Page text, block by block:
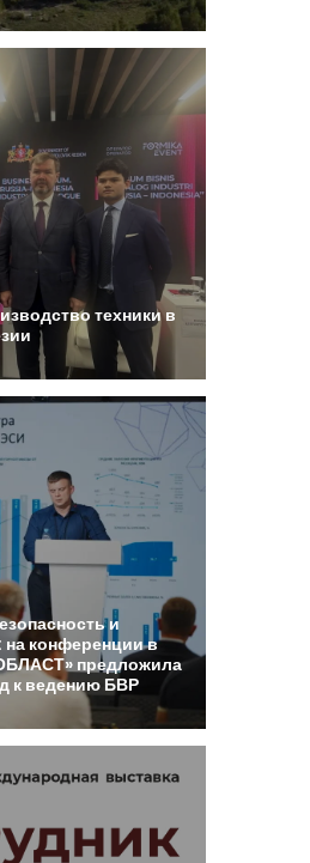
техникив
и
на конференциив
предложила
к ведению БВР